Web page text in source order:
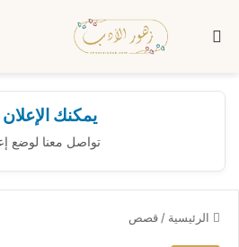
بحث عن
يمكنك الإعلان
تواصل معنا لوضع
الرئيسية /قصص